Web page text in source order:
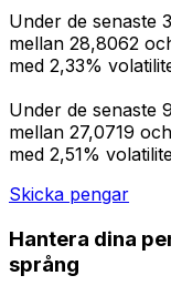
Under de senaste
mellan 28,8062
med 2,33%
Under de senaste
mellan 27,0719
med 2,51%
Skicka pengar
Hantera dina
språng